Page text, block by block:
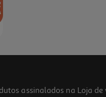
assinalados na Loja